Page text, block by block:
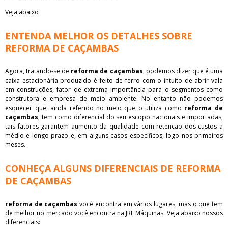
Veja abaixo
ENTENDA MELHOR OS DETALHES SOBRE
REFORMA DE CAÇAMBAS
Agora, tratando-se de reforma de caçambas, podemos dizer que é uma
caixa estacionária produzido é feito de ferro com o intuito de abrir vala
em construções, fator de extrema importância para o segmentos como
construtora e empresa de meio ambiente. No entanto não podemos
esquecer que, ainda referido no meio que o utiliza como reforma de
caçambas, tem como diferencial do seu escopo nacionais e importadas,
tais fatores garantem aumento da qualidade com retenção dos custos a
médio e longo prazo e, em alguns casos específicos, logo nos primeiros
meses.
CONHEÇA ALGUNS DIFERENCIAIS DE REFORMA
DE CAÇAMBAS
reforma de caçambas você encontra em vários lugares, mas o que tem
de melhor no mercado você encontra na JRL Máquinas. Veja abaixo nossos
diferenciais: